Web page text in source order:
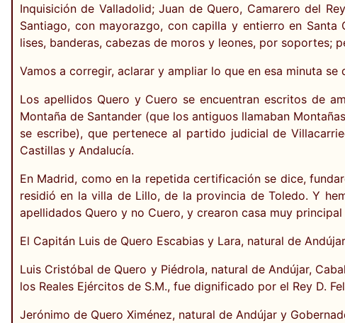
Inquisición de Valladolid; Juan de Quero, Camarero del
Santiago, con mayorazgo, con capilla y entierro en
lises, banderas, cabezas de moros y leones, por soportes;
Vamos a corregir, aclarar y ampliar lo que en esa minuta se
Los apellidos Quero y Cuero se encuentran escritos de
Montaña de Santander (que los antiguos llamaban
se escribe), que pertenece al partido judicial de
Castillas y Andalucía.
En Madrid, como en la repetida certificación se dice,
residió en la villa de Lillo, de la provincia de Toledo. Y
apellidados Quero y no Cuero, y crearon casa muy
El Capitán Luis de Quero Escabias y Lara, natural de
Luis Cristóbal de Quero y Piédrola, natural de Andújar,
los Reales Ejércitos de S.M., fue dignificado por el Rey D.
Jerónimo de Quero Ximénez, natural de Andújar y